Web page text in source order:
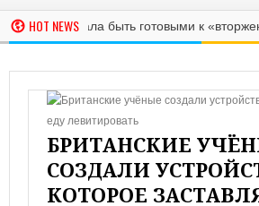
HOT NEWS
призвала быть готовыми к
БРИТАНСКИЕ
СОЗДАЛИ
КОТОРОЕ